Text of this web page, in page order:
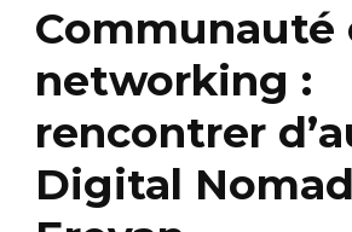
Communauté
networking :
rencontrer
Digital